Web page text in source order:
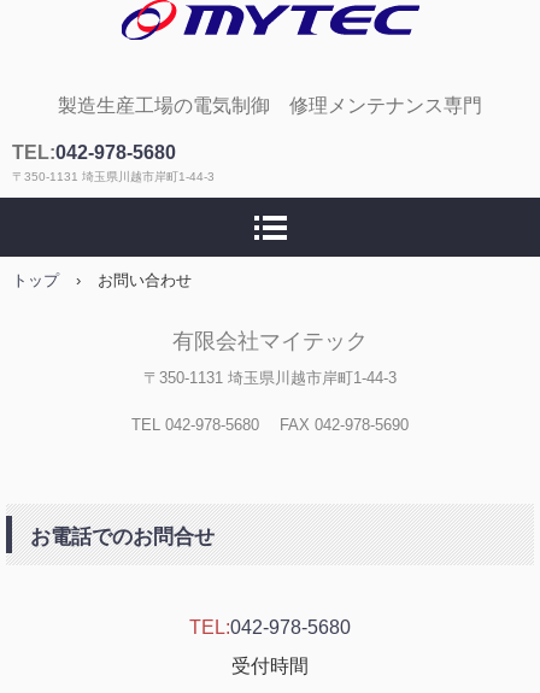
有限会社マイテック
製造生産工場の電気制御 修理メンテナンス専門
TEL:042-978-5680
〒350-1131 埼玉県川越市岸町1-44-3
トップ › お問い合わせ
有限会社マイテック
〒350-1131 埼玉県川越市岸町1-44-3
TEL 042-978-5680 FAX 042-978-5690
お電話でのお問合せ
TEL:042-978-5680
受付時間